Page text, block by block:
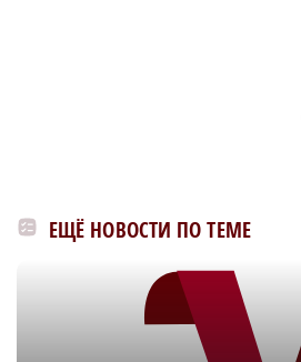
ЕЩЁ НОВОСТИ ПО ТЕМЕ